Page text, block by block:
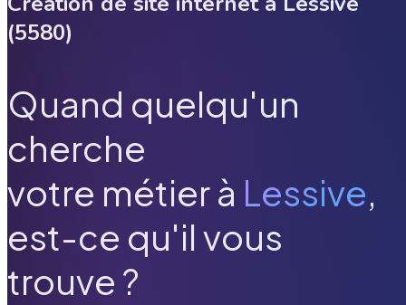
(5580)
Quand quelqu'un
cherche
votre métier à Lessive,
est-ce qu'il vous
trouve ?